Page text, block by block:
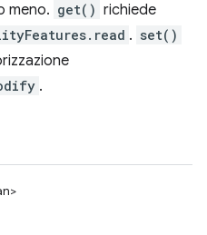
meno. get() richiede
. set()
.